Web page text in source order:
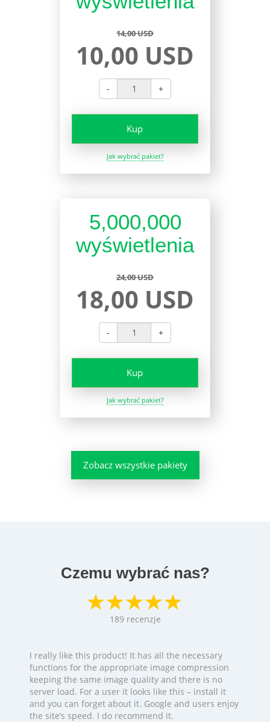
14,00 USD
10,00 USD
- +
Kup
Jak wybrać pakiet?
5,000,000
wyświetlenia
24,00 USD
18,00 USD
- +
Kup
Jak wybrać pakiet?
Zobacz wszystkie pakiety
Czemu wybrać nas?
189 recenzje
I really like this product! It has all the necessary
functions for the appropriate image compression
keeping the same image quality and there is no
server load. For a user it looks like this – install it
and you can forget about it. Google and users enjoy
the site’s speed. I do recommend it.